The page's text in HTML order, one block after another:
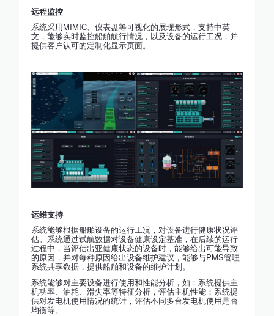
远程监控
系统采用MIMIC、仪表盘等可视化的展现形式，支持中英
文，能够实时监控船舶航行情况，以及设备的运行工况，并
提供客户认可的定制化显示页面。
运维支持
系统能够根据船舶设备的运行工况，对设备进行健康状况评
估。系统通过试航数据对设备健康设定基准，在后续的运行
过程中，当评估出亚健康状态的设备时，能够给出可能导致
的原因，并对每种原因给出设备维护建议，能够与PMS管理
系统共享数据，提供船舶和设备的维护计划。
系统能够对主要设备进行使用和性能分析，如：系统提供主
机功率、油耗、滑失率等特征分析，评估主机性能；系统提
供对发电机使用情况的统计，评估不同多台发电机使用是否
均衡等。